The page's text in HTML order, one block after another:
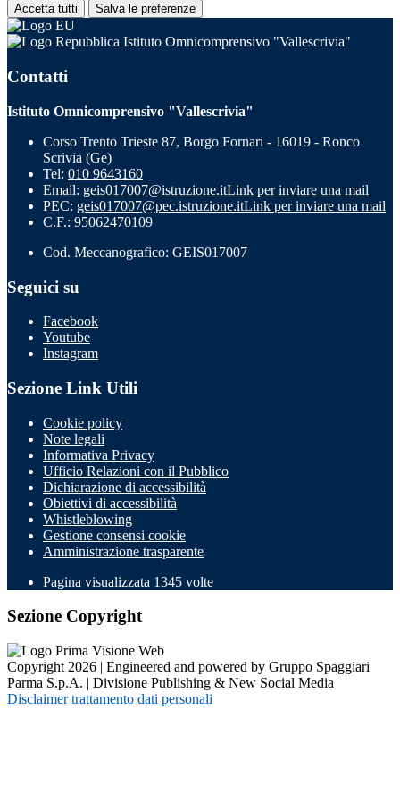
Accetta tutti Salva le preferenze
Istituto Omnicomprensivo "Vallescrivia"
Contatti
Istituto Omnicomprensivo "Vallescrivia"
Corso Trento Trieste 87, Borgo Fornari - 16019 - Ronco
Scrivia (Ge)
Tel: 010 9643160
Email: geis017007@istruzione.itLink per inviare una mail
PEC: geis017007@pec.istruzione.itLink per inviare una mail
C.F.: 95062470109
Cod. Meccanografico: GEIS017007
Seguici su
Facebook
Youtube
Instagram
Sezione Link Utili
Cookie policy
Note legali
Informativa Privacy
Ufficio Relazioni con il Pubblico
Dichiarazione di accessibilità
Obiettivi di accessibilità
Whistleblowing
Gestione consensi cookie
Amministrazione trasparente
Pagina visualizzata 1345 volte
Sezione Copyright
Copyright 2026 | Engineered and powered by Gruppo Spaggiari
Parma S.p.A. | Divisione Publishing & New Social Media
Disclaimer trattamento dati personali